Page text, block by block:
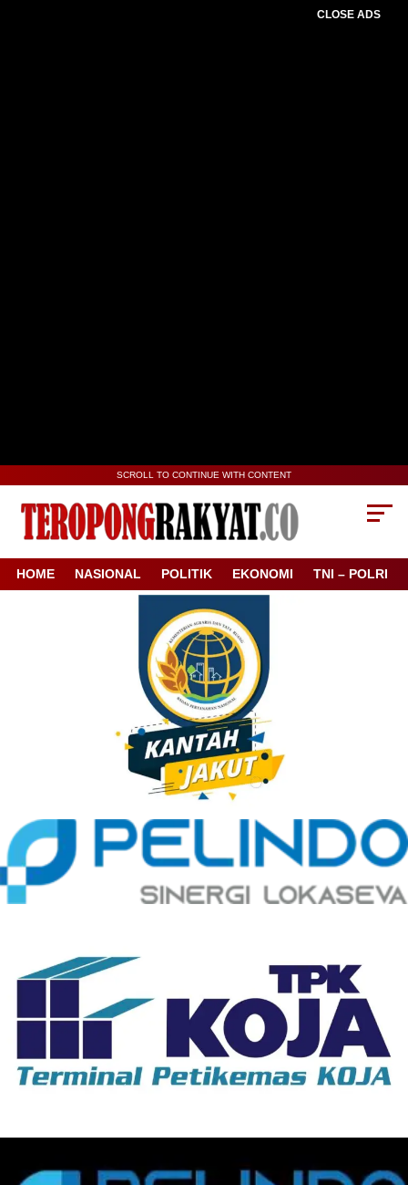
CLOSE ADS
SCROLL TO CONTINUE WITH CONTENT
HOME NASIONAL POLITIK EKONOMI TNI – POLRI